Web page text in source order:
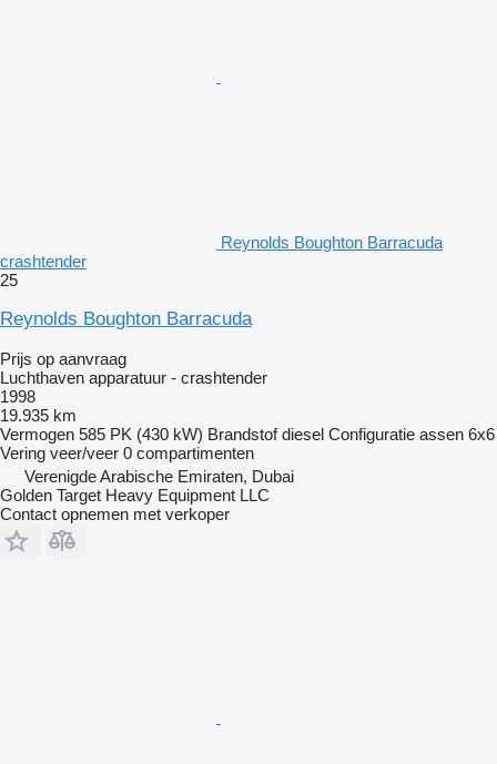
Reynolds Boughton Barracuda
crashtender
25
Reynolds Boughton Barracuda
Prijs op aanvraag
Luchthaven apparatuur - crashtender
1998
19.935 km
Vermogen 585 PK (430 kW) Brandstof diesel Configuratie assen 6x6
Vering veer/veer 0 compartimenten
Verenigde Arabische Emiraten, Dubai
Golden Target Heavy Equipment LLC
Contact opnemen met verkoper